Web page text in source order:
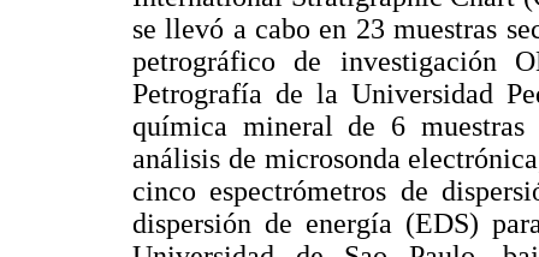
se llevó a cabo en 23 muestras
petrográfico de investigación
Petrografía de la Universidad
química mineral de 6 muestras
análisis de microsonda
cinco espectrómetros de
dispersión de energía (EDS)